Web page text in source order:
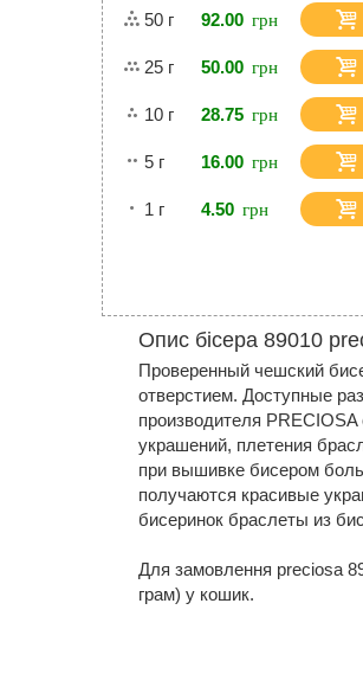
50 г 92.00
25 г 50.00
10 г 28.75
5 г 16.00
1 г 4.50
Опис бісера 89010
Проверенный чешский
отверстием. Доступные
производителя
украшений, плетения
при вышивке бисером
получаются красивые
бисеринок браслеты из
Для замовлення preciosa
грам) у кошик.